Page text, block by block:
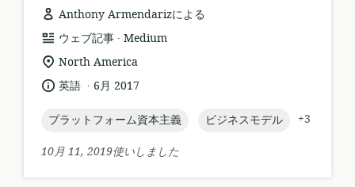
Anthony Armendarizによる
リ
ソ
ー
ス
ォ
マ
ウェブ記事 .
公
開
者:
Medium
関
連
す
る
ロ
ケ
ー
シ
North America
言 英語 .
公
日:
6月 2017
topic:
プラットフォーム資本主義 topic:
ビジネスモデル
+3
10月 11, 2019使いしました